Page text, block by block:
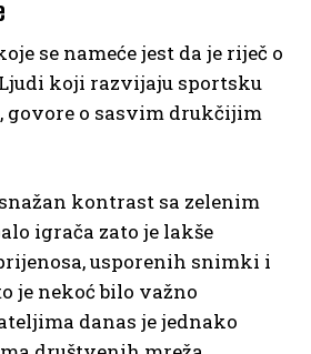
se nameće jest da je riječ o
koji razvijaju sportsku
govore o sasvim drukčijim
kontrast sa zelenim
igrača zato je lakše
usporenih snimki i
je nekoć bilo važno
danas je jednako